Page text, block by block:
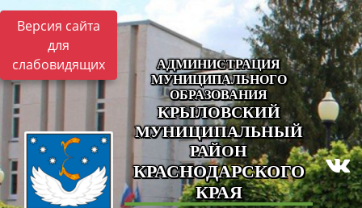
Версия сайта
для
слабовидящих
АДМИНИСТРАЦИЯ
МУНИЦИПАЛЬНОГО
ОБРАЗОВАНИЯ
КРЫЛОВСКИЙ
МУНИЦИПАЛЬНЫЙ
РАЙОН
КРАСНОДАРСКОГО
КРАЯ